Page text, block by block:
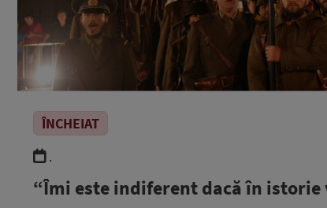
ÎNCHEIAT
.
“Îmi este indiferent dacă în